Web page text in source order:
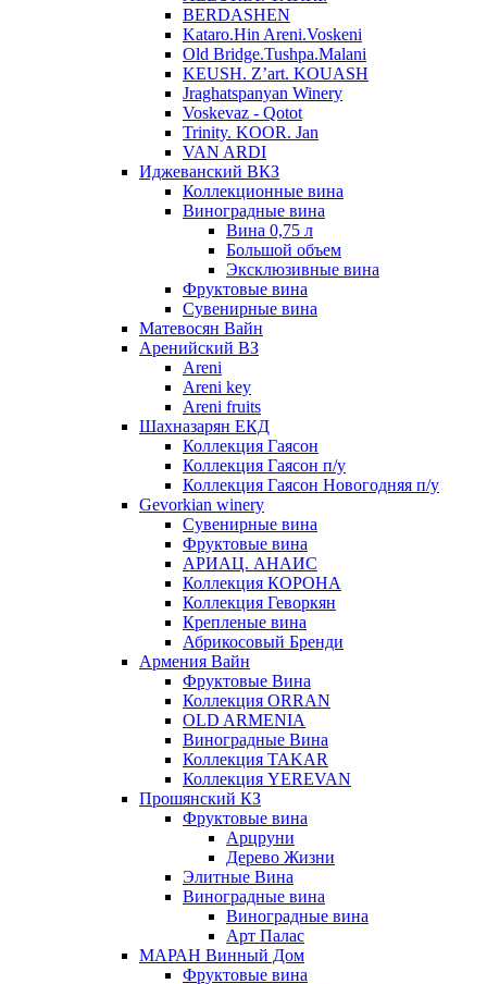
BERDASHEN
Kataro.Hin Areni.Voskeni
Old Bridge.Tushpa.Malani
KEUSH. Z’art. KOUASH
Jraghatspanyan Winery
Voskevaz - Qotot
Trinity. KOOR. Jan
VAN ARDI
Иджеванский ВКЗ
Коллекционные вина
Виноградные вина
Вина 0,75 л
Большой объем
Эксклюзивные вина
Фруктовые вина
Cувенирные вина
Матевосян Вайн
Аренийский ВЗ
Areni
Areni key
Areni fruits
Шахназарян ЕКД
Коллекция Гаясон
Коллекция Гаясон п/у
Коллекция Гаясон Новогодняя п/у
Gevorkian winery
Сувенирные вина
Фруктовые вина
АРИАЦ. АНАИС
Коллекция КОРОНА
Коллекция Геворкян
Крепленые вина
Абрикосовый Бренди
Армения Вайн
Фруктовые Вина
Коллекция ORRAN
OLD ARMENIA
Виноградные Вина
Коллекция TAKAR
Коллекция YEREVAN
Прошянский КЗ
Фруктовые вина
Арцруни
Дерево Жизни
Элитные Вина
Виноградные вина
Виноградные вина
Арт Палас
МАРАН Винный Дом
Фруктовые вина